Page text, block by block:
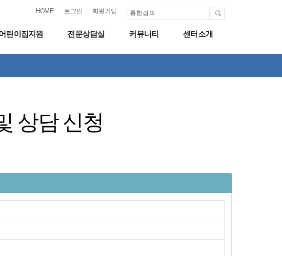
HOME 로그인 회원가입
린이집지원 전문상담실 커뮤니티 센터소개
상담 신청